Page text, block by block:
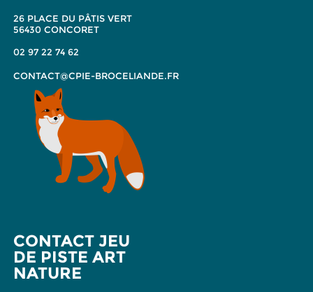
26 PLACE DU PÂTIS VERT
56430 CONCORET
02 97 22 74 62
CONTACT@CPIE-BROCELIANDE.FR
CONTACT JEU
DE PISTE ART
NATURE